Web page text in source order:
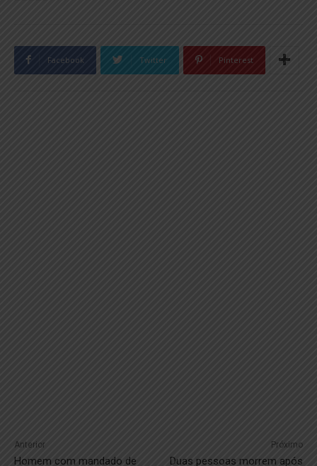
Facebook Twitter Pinterest
Anterior
Homem com mandado de
Próximo
Duas pessoas morrem após